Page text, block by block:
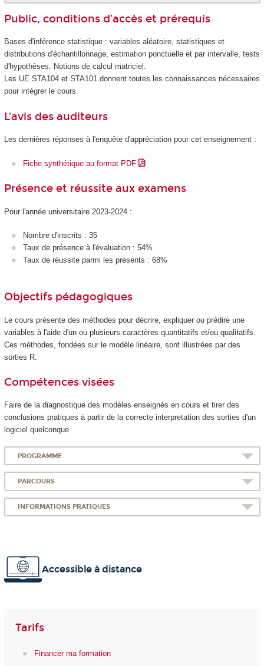
Public, conditions d’accès et prérequis
Bases d'inférence statistique : variables aléatoire, statistiques et
distributions d'échantillonnage, estimation ponctuelle et par intervalle, tests
d'hypothèses. Notions de calcul matriciel.
Les UE STA104 et STA101 donnent toutes les connaissances nécessaires
pour intégrer le cours.
L'avis des auditeurs
Les dernières réponses à l'enquête d'appréciation pour cet enseignement :
Fiche synthétique au format PDF
Présence et réussite aux examens
Pour l'année universitaire 2023-2024 :
Nombre d'inscrits : 35
Taux de présence à l'évaluation : 54%
Taux de réussite parmi les présents : 68%
Objectifs pédagogiques
Le cours présente des méthodes pour décrire, expliquer ou prédire une
variables à l'aide d'un ou plusieurs caractères quantitatifs et/ou qualitatifs.
Ces méthodes, fondées sur le modèle linéaire, sont illustrées par des
sorties R.
Compétences visées
Faire de la diagnostique des modèles enseignés en cours et tirer des
conclusions pratiques à partir de la correcte interpretation des sorties d'un
logiciel quelconque
PROGRAMME
PARCOURS
INFORMATIONS PRATIQUES
Accessible à distance
Tarifs
Financer ma formation